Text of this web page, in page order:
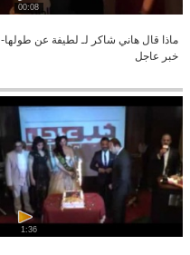
00:08
ماذا قال هاني شاكر لـ لطيفة عن طولها-
خبر عاجل
1:36